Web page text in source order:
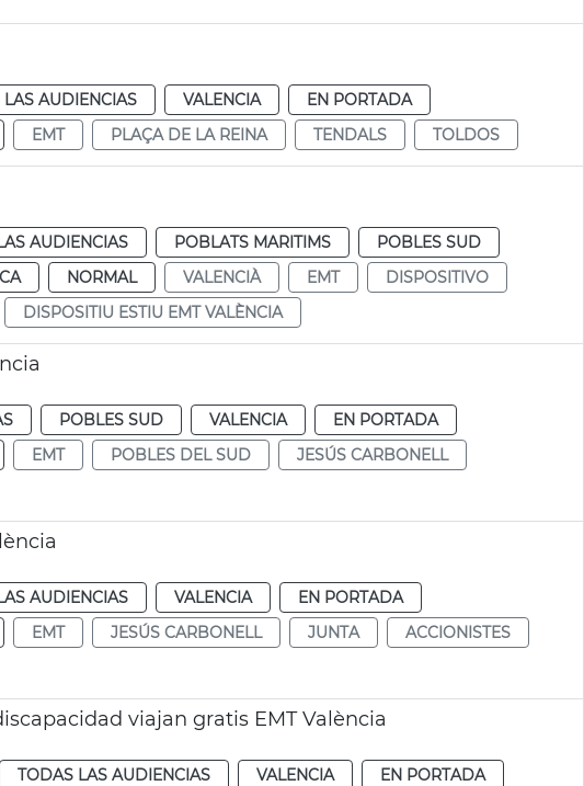
AUDIENCIAS VALENCIA
EN PORTADA
EMT PLAÇA DE LA REINA TENDALS TOLDOS
AUDIENCIAS POBLATS MARITIMS
POBLES SUD
NORMAL VALENCIÀ EMT
DISPOSITIVO
DISPOSITIU ESTIU EMT VALÈNCIA
POBLES SUD VALENCIA
EN PORTADA
EMT POBLES DEL SUD
JESÚS CARBONELL
AUDIENCIAS VALENCIA
EN PORTADA
EMT JESÚS CARBONELL JUNTA
ACCIONISTES
viajan gratis EMT València
TODAS LAS AUDIENCIAS VALENCIA
EN PORTADA